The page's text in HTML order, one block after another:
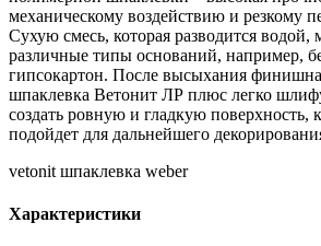
механическому воздействию и резкому
Сухую смесь, которая разводится водой,
различные типы оснований, например,
гипсокартон. После высыхания
шпаклевка Ветонит ЛР плюс легко
создать ровную и гладкую поверхность,
подойдет для дальнейшего
vetonit шпаклевка weber
Характеристики